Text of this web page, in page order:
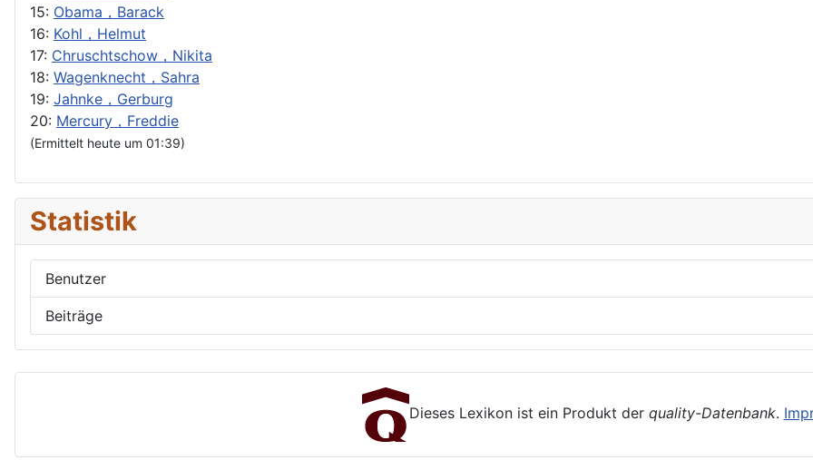
15: Obama，Barack
16: Kohl，Helmut
17: Chruschtschow，Nikita
18: Wagenknecht，Sahra
19: Jahnke，Gerburg
20: Mercury，Freddie
(Ermittelt heute um 01:39)
Statistik
Benutzer
Beiträge
Dieses Lexikon ist ein Produkt der quality-Datenbank.